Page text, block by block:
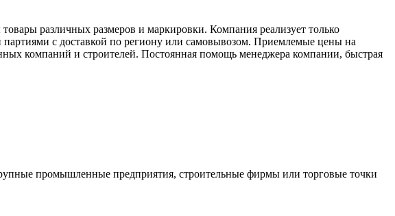
различных размеров и маркировки. Компания реализует только
с доставкой по региону или самовывозом. Приемлемые цены на
компаний и строителей. Постоянная помощь менеджера компании, быстрая
промышленные предприятия, строительные фирмы или торговые точки